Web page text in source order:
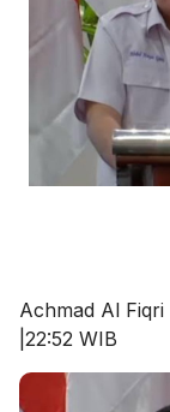
Achmad Al Fiqri
|22:52 WIB